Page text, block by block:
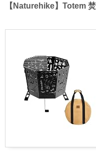
【Naturehike】Totem